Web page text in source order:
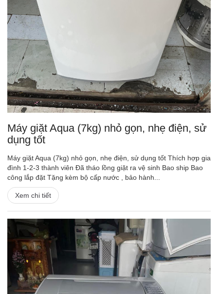
Máy giặt Aqua (7kg) nhỏ gọn, nhẹ điện, sử
dụng tốt
Máy giặt Aqua (7kg) nhỏ gọn, nhẹ điện, sử dụng tốt Thích hợp gia
đình 1-2-3 thành viên Đã tháo lồng giặt ra vệ sinh Bao ship Bao
công lắp đặt Tặng kèm bộ cấp nước , bảo hành...
Xem chi tiết